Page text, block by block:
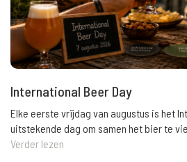
International Beer Day
Elke eerste vrijdag van augustus is het
uitstekende dag om samen het bier te
Verder lezen